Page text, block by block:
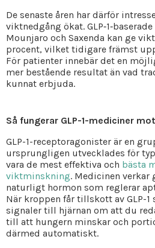
De senaste åren har därför
viktnedgång ökat.
Mounjaro och Saxenda kan ge
procent, vilket tidigare främst
För patienter innebär det en
mer bestående resultat än vad
kunnat erbjuda.
Så fungerar GLP-1-mediciner
GLP-1-receptoragonister är en
ursprungligen utvecklades för
vara de mest effektiva och bästa
viktminskning. Medicinen
naturligt hormon som reglerar
När kroppen får tillskott av GLP-
signaler till hjärnan om att du
till att hungern minskar och
därmed automatiskt.